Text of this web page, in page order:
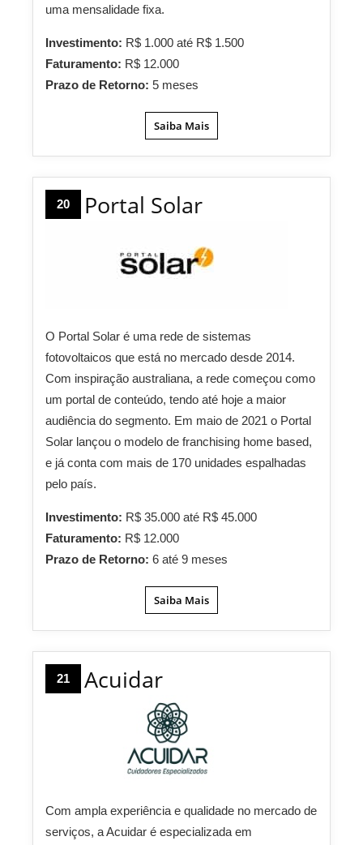
uma mensalidade fixa.
Investimento: R$ 1.000 até R$ 1.500
Faturamento: R$ 12.000
Prazo de Retorno: 5 meses
Saiba Mais
20 Portal Solar
O Portal Solar é uma rede de sistemas
fotovoltaicos que está no mercado desde 2014.
Com inspiração australiana, a rede começou como
um portal de conteúdo, tendo até hoje a maior
audiência do segmento. Em maio de 2021 o Portal
Solar lançou o modelo de franchising home based,
e já conta com mais de 170 unidades espalhadas
pelo país.
Investimento: R$ 35.000 até R$ 45.000
Faturamento: R$ 12.000
Prazo de Retorno: 6 até 9 meses
Saiba Mais
21 Acuidar
Com ampla experiência e qualidade no mercado de
serviços, a Acuidar é especializada em